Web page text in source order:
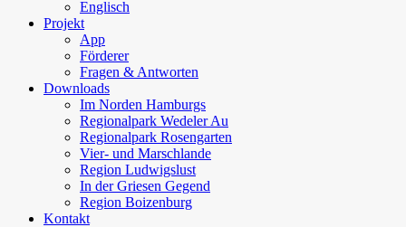
Englisch
Projekt
App
Förderer
Fragen & Antworten
Downloads
Im Norden Hamburgs
Regionalpark Wedeler Au
Regionalpark Rosengarten
Vier- und Marschlande
Region Ludwigslust
In der Griesen Gegend
Region Boizenburg
Kontakt